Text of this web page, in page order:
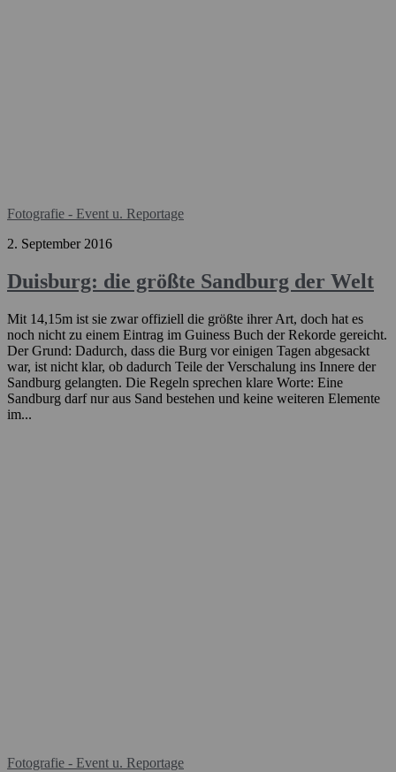
Fotografie - Event u. Reportage
2. September 2016
Duisburg: die größte Sandburg der Welt
Mit 14,15m ist sie zwar offiziell die größte ihrer Art, doch hat es
noch nicht zu einem Eintrag im Guiness Buch der Rekorde gereicht.
Der Grund: Dadurch, dass die Burg vor einigen Tagen abgesackt
war, ist nicht klar, ob dadurch Teile der Verschalung ins Innere der
Sandburg gelangten. Die Regeln sprechen klare Worte: Eine
Sandburg darf nur aus Sand bestehen und keine weiteren Elemente
im...
Fotografie - Event u. Reportage